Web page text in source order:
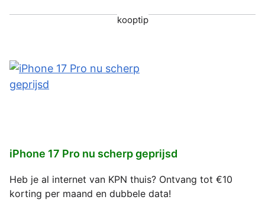
kooptip
iPhone 17 Pro nu scherp geprijsd
Heb je al internet van KPN thuis? Ontvang tot €10
korting per maand en dubbele data!